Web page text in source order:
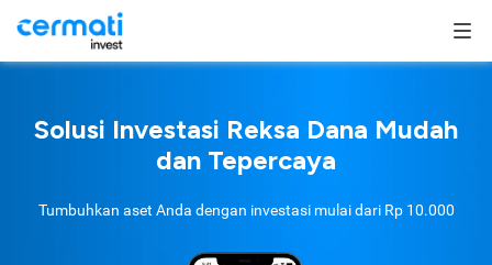
Solusi Investasi Reksa Dana Mudah
dan Tepercaya
Tumbuhkan aset Anda dengan investasi mulai dari Rp 10.000